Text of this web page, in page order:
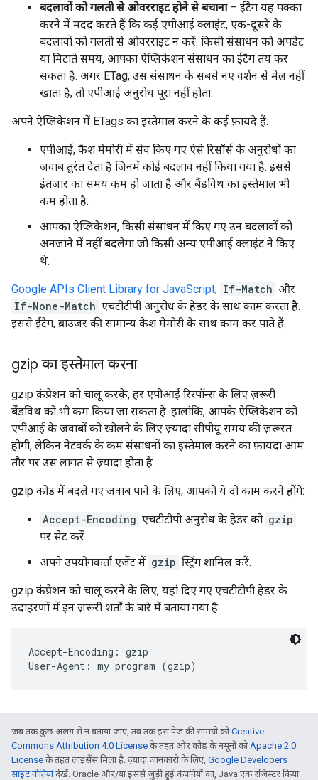
बदलावों को गलती से ओवरराइट होने से बचाना– ईटैग यह पक्का
करने में मदद करते हैं कि कई एपीआई क्लाइंट, एक-दूसरे के
बदलावों को गलती से ओवरराइट न करें. किसी संसाधन को अपडेट
या मिटाते समय, आपका ऐप्लिकेशन संसाधन का ईटैग तय कर
सकता है. अगर ETag, उस संसाधन के सबसे नए वर्शन से मेल नहीं
खाता है, तो एपीआई अनुरोध पूरा नहीं होता.
अपने ऐप्लिकेशन में ETags का इस्तेमाल करने के कई फ़ायदे हैं:
एपीआई, कैश मेमोरी में सेव किए गए ऐसे रिसॉर्स के अनुरोधों का
जवाब तुरंत देता है जिनमें कोई बदलाव नहीं किया गया है. इससे
इंतज़ार का समय कम हो जाता है और बैंडविथ का इस्तेमाल भी
कम होता है.
आपका ऐप्लिकेशन, किसी संसाधन में किए गए उन बदलावों को
अनजाने में नहीं बदलेगा जो किसी अन्य एपीआई क्लाइंट ने किए
थे.
Google APIs Client Library for JavaScript, If-Match और
If-None-Match एचटीटीपी अनुरोध के हेडर के साथ काम करता है.
इससे ईटैग, ब्राउज़र की सामान्य कैश मेमोरी के साथ काम कर पाते हैं.
gzip का इस्तेमाल करना
gzip कंप्रेशन को चालू करके, हर एपीआई रिस्पॉन्स के लिए ज़रूरी
बैंडविथ को भी कम किया जा सकता है. हालांकि, आपके ऐप्लिकेशन को
एपीआई के जवाबों को खोलने के लिए ज़्यादा सीपीयू समय की ज़रूरत
होगी, लेकिन नेटवर्क के कम संसाधनों का इस्तेमाल करने का फ़ायदा आम
तौर पर उस लागत से ज़्यादा होता है.
gzip कोड में बदले गए जवाब पाने के लिए, आपको ये दो काम करने होंगे:
Accept-Encoding एचटीटीपी अनुरोध के हेडर को gzip
पर सेट करें.
अपने उपयोगकर्ता एजेंट में gzip स्ट्रिंग शामिल करें.
gzip कंप्रेशन को चालू करने के लिए, यहां दिए गए एचटीटीपी हेडर के
उदाहरणों में इन ज़रूरी शर्तों के बारे में बताया गया है:
Accept-Encoding: gzip
जब तक कुछ अलग से न बताया जाए, तब तक इस पेज की सामग्री कोCreative
Commons Attribution 4.0 License के तहत और कोड के नमूनों कोApache 2.0
License के तहत लाइसेंस मिला है. ज़्यादा जानकारी के लिए, Google Developers
साइट नीतियांदेखें. Oracle और/या इससे जुड़ी हुई कंपनियों का, Java एक रजिस्टर किया